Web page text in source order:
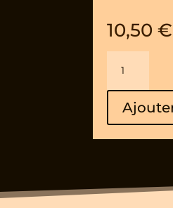
10,50 €
Le
Canon
du
Maréchal